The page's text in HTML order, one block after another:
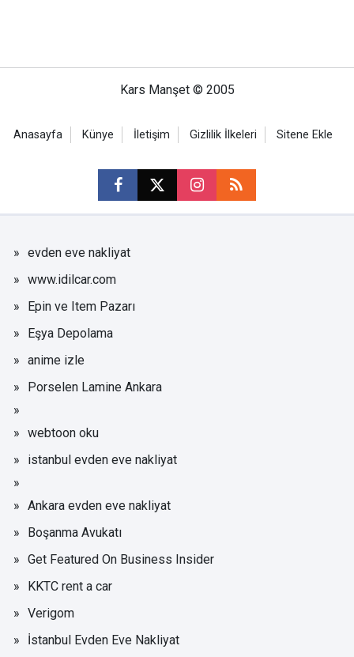
Kars Manşet © 2005
Anasayfa Künye İletişim Gizlilik İlkeleri Sitene Ekle
evden eve nakliyat
www.idilcar.com
Epin ve Item Pazarı
Eşya Depolama
anime izle
Porselen Lamine Ankara
webtoon oku
istanbul evden eve nakliyat
Ankara evden eve nakliyat
Boşanma Avukatı
Get Featured On Business Insider
KKTC rent a car
Verigom
İstanbul Evden Eve Nakliyat